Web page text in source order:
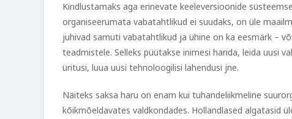
Kindlustamaks aga erinevate keeleversioonide
organiseerumata vabatahtlikud ei suudaks, on üle
juhivad samuti vabatahtlikud ja ühine on ka eesmärk –
teadmistele. Selleks püütakse inimesi harida, leida uusi
üritusi, luua uusi tehnoloogilisi lahendusi jne.
Näiteks saksa haru on enam kui tuhandeliikmeline
kõikmõeldavates valdkondades. Hollandlased algatasid